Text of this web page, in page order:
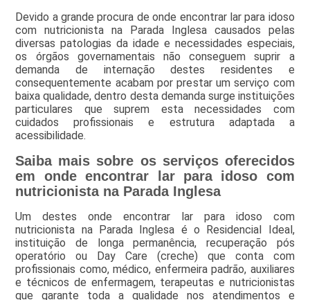
Devido a grande procura de onde encontrar lar para idoso
com nutricionista na Parada Inglesa causados pelas
diversas patologias da idade e necessidades especiais,
os órgãos governamentais não conseguem suprir a
demanda de internação destes residentes e
consequentemente acabam por prestar um serviço com
baixa qualidade, dentro desta demanda surge instituições
particulares que suprem esta necessidades com
cuidados profissionais e estrutura adaptada a
acessibilidade.
Saiba mais sobre os serviços oferecidos
em onde encontrar lar para idoso com
nutricionista na Parada Inglesa
Um destes onde encontrar lar para idoso com
nutricionista na Parada Inglesa é o Residencial Ideal,
instituição de longa permanência, recuperação pós
operatório ou Day Care (creche) que conta com
profissionais como, médico, enfermeira padrão, auxiliares
e técnicos de enfermagem, terapeutas e nutricionistas
que garante toda a qualidade nos atendimentos e